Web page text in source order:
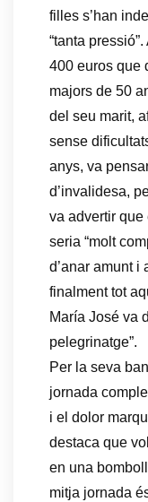
filles s’han
“tanta
400 euros que
majors de 50
del seu marit,
sense
anys, va
d’invalidesa,
va advertir
seria “molt
d’anar amunt i
finalment tot
María José va
pelegrinatge”.
Per la seva
jornada
i el dolor
destaca que
en una
mitja jornada